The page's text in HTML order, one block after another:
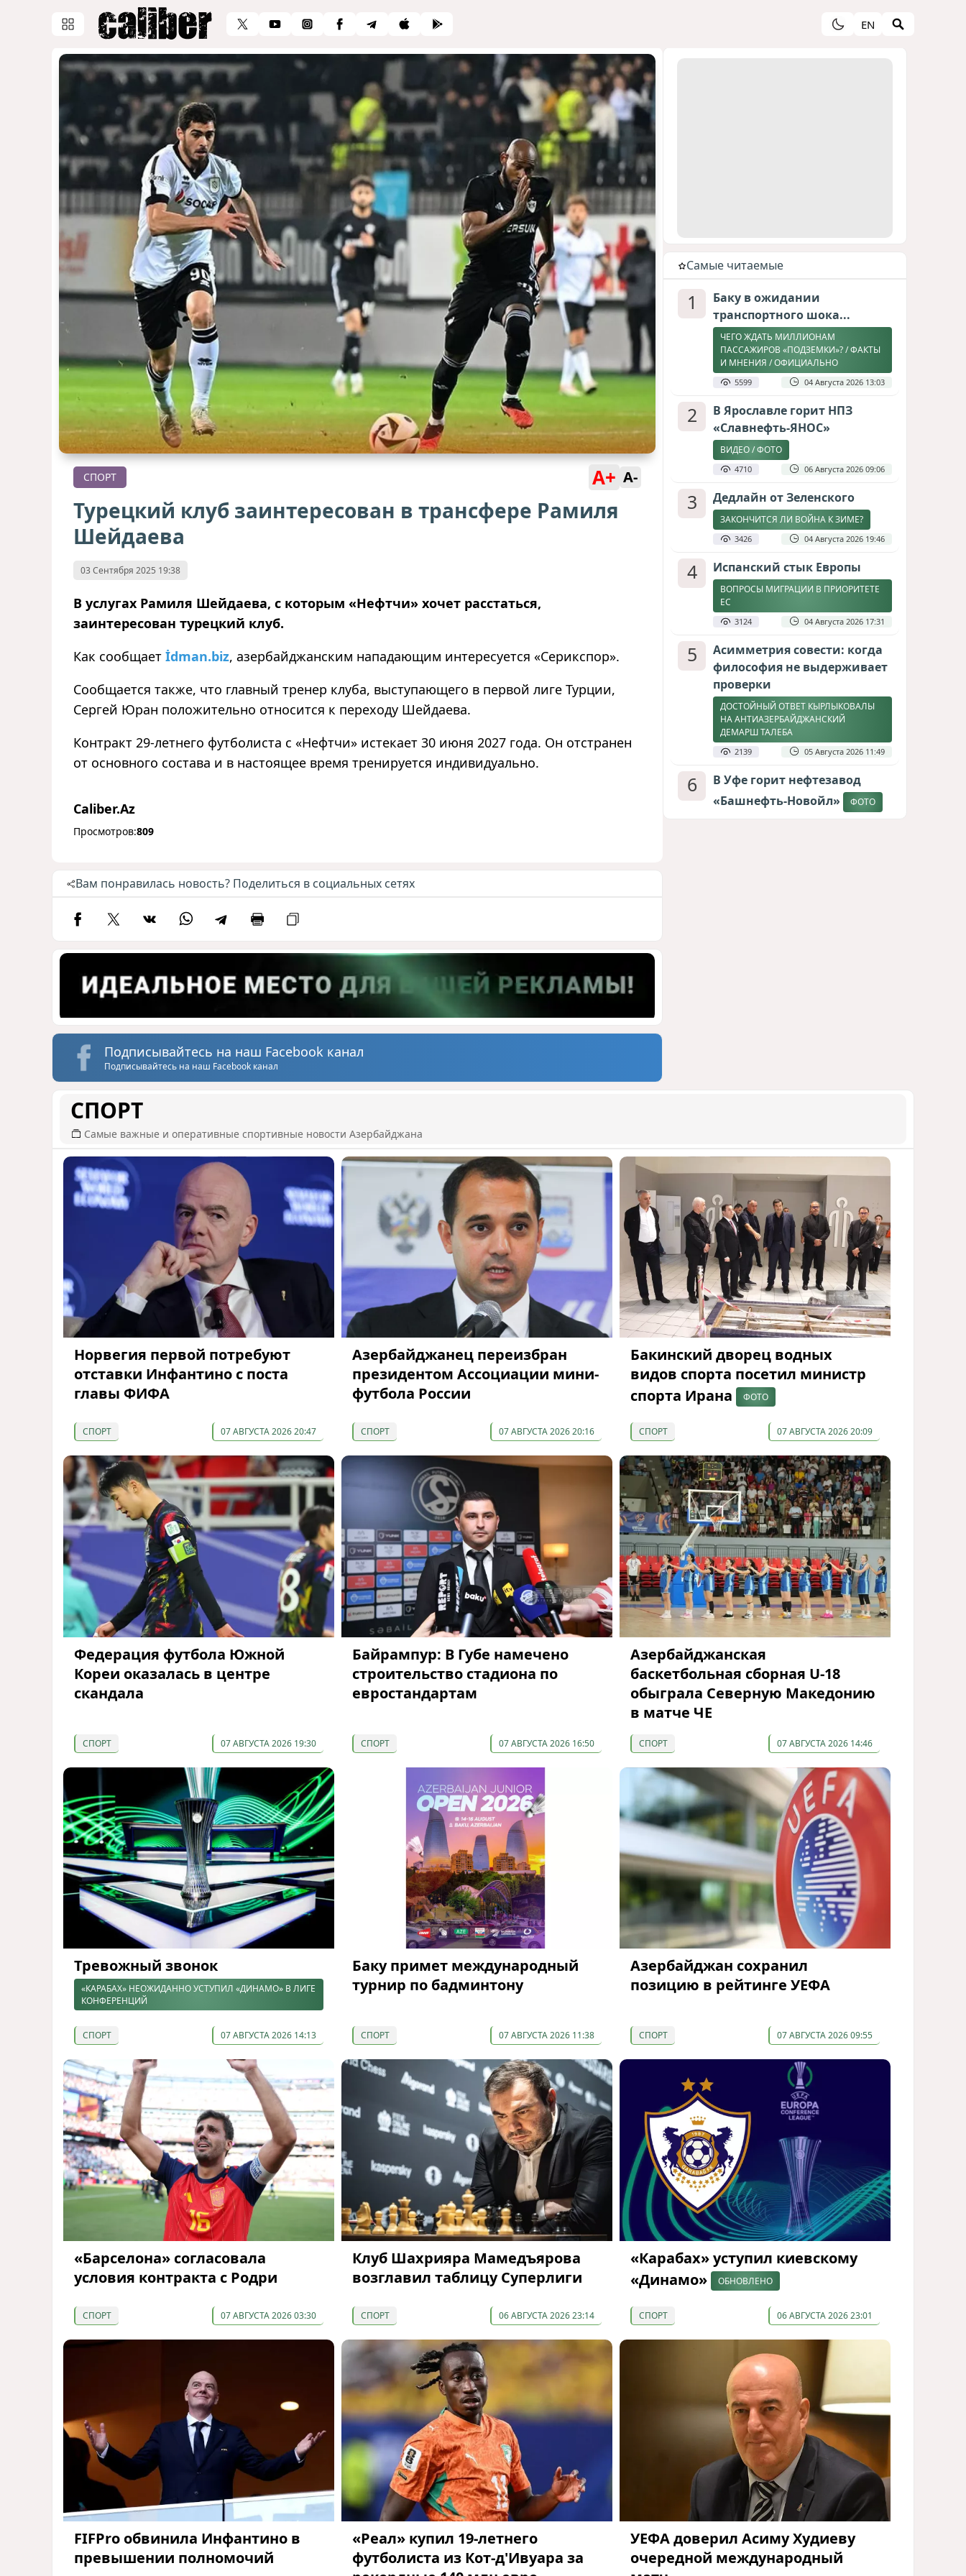
EN
СПОРТ A+ A-
Турецкий клуб заинтересован в трансфере Рамиля
Шейдаева
03 Сентября 2025 19:38
В услугах Рамиля Шейдаева, с которым «Нефтчи» хочет расстаться,
заинтересован турецкий клуб.
Как сообщает İdman.biz, азербайджанским нападающим интересуется «Серикспор».
Сообщается также, что главный тренер клуба, выступающего в первой лиге Турции,
Сергей Юран положительно относится к переходу Шейдаева.
Контракт 29-летнего футболиста с «Нефтчи» истекает 30 июня 2027 года. Он отстранен
от основного состава и в настоящее время тренируется индивидуально.
Caliber.Az
Просмотров:809
Вам понравилась новость? Поделиться в социальных сетях
Подписывайтесь на наш Facebook канал
Подписывайтесь на наш Facebook канал
Cамые читаемые
1
Баку в ожидании
транспортного шока...
ЧЕГО ЖДАТЬ МИЛЛИОНАМ
ПАССАЖИРОВ «ПОДЗЕМКИ»? / ФАКТЫ
И МНЕНИЯ / ОФИЦИАЛЬНО
5599 04 Августа 2026 13:03
2
В Ярославле горит НПЗ
«Славнефть-ЯНОС»
ВИДЕО / ФОТО
4710 06 Августа 2026 09:06
3 Дедлайн от Зеленского
ЗАКОНЧИТСЯ ЛИ ВОЙНА К ЗИМЕ?
3426 04 Августа 2026 19:46
4 Испанский стык Европы
ВОПРОСЫ МИГРАЦИИ В ПРИОРИТЕТЕ
ЕС
3124 04 Августа 2026 17:31
5
Асимметрия совести: когда
философия не выдерживает
проверки
ДОСТОЙНЫЙ ОТВЕТ КЫРЛЫКОВАЛЫ
НА АНТИАЗЕРБАЙДЖАНСКИЙ
ДЕМАРШ ТАЛЕБА
2139 05 Августа 2026 11:49
6
В Уфе горит нефтезавод
«Башнефть-Новойл»
ФОТО
ТАКАЯ ВОТ КАРТИНА, НЕВЕСЕЛАЯ. КАК
ДЛЯ ДЕЙСТВУЮЩИХ ЛИЦ, ТАК И ДЛЯ
1379 05 Августа 2026 10:15
СПОРТ
Самые важные и оперативные спортивные новости Азербайджана
Норвегия первой потребуют
отставки Инфантино с поста
главы ФИФА
СПОРТ 07 АВГУСТА 2026 20:47
Азербайджанец переизбран
президентом Ассоциации мини-
футбола России
СПОРТ 07 АВГУСТА 2026 20:16
Бакинский дворец водных
видов спорта посетил министр
спорта Ирана
ФОТО
СПОРТ 07 АВГУСТА 2026 20:09
Федерация футбола Южной
Кореи оказалась в центре
скандала
СПОРТ 07 АВГУСТА 2026 19:30
Байрампур: В Губе намечено
строительство стадиона по
евростандартам
СПОРТ 07 АВГУСТА 2026 16:50
Азербайджанская
баскетбольная сборная U-18
обыграла Северную Македонию
в матче ЧЕ
СПОРТ 07 АВГУСТА 2026 14:46
Тревожный звонок
«КАРАБАХ» НЕОЖИДАННО УСТУПИЛ «ДИНАМО» В ЛИГЕ
КОНФЕРЕНЦИЙ
СПОРТ 07 АВГУСТА 2026 14:13
Баку примет международный
турнир по бадминтону
СПОРТ 07 АВГУСТА 2026 11:38
Азербайджан сохранил
позицию в рейтинге УЕФА
СПОРТ 07 АВГУСТА 2026 09:55
«Барселона» согласовала
условия контракта с Родри
СПОРТ 07 АВГУСТА 2026 03:30
Клуб Шахрияра Мамедъярова
возглавил таблицу Суперлиги
СПОРТ 06 АВГУСТА 2026 23:14
«Карабах» уступил киевскому
«Динамо»
ОБНОВЛЕНО
СПОРТ 06 АВГУСТА 2026 23:01
FIFPro обвинила Инфантино в
превышении полномочий
«Реал» купил 19-летнего
футболиста из Кот-д'Ивуара за
УЕФА доверил Асиму Худиеву
очередной международный